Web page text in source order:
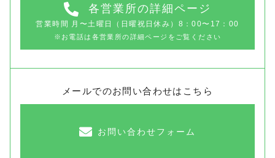
各営業所の詳細ページ
営業時間 ⽉〜⼟曜日（⽇曜祝⽇休み）8：00〜17：00
※お電話は各営業所の詳細ページをご覧ください
メールでのお問い合わせはこちら
お問い合わせフォーム